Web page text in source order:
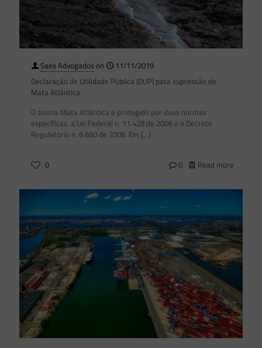
Saes Advogadoson
11/11/2019
Declaração de Utilidade Pública (DUP) para supressão de
Mata Atlântica
O bioma Mata Atlântica é protegido por duas normas
específicas, a Lei Federal n. 11.428 de 2006 e o Decreto
Regulatório n. 6.660 de 2008. Em […]
0 0 Read more